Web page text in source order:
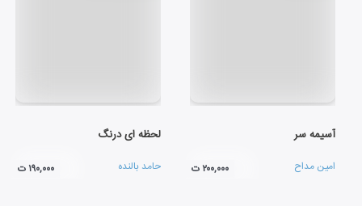
آسیمه سر
امین مداح ۲۰۰,۰۰۰ ت
لحظه ای درنگ
حامد بالنده ۱۹۰,۰۰۰ ت